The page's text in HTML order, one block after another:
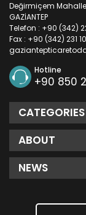
Değirmiçem
GAZİANTEP
Telefon : +90 (342)
Fax : +90 (342) 231
Hotline
+90 850
CATEGORIES
ABOUT
NEWS